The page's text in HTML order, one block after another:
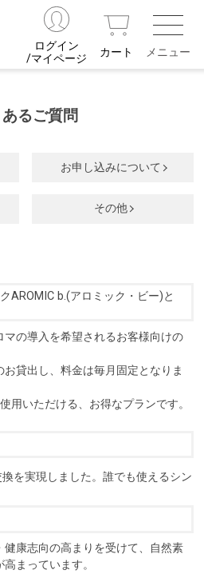
ログイン
/マイページ
カート
るご質問
お申し込みについて
その他
AROMIC b.(アロミック・ビー)と
の導入を希望されるお客様向けの
貸出し、料金は毎月固定となりま
用いただける、お得なプランです。
換を実現しました。誰でも使えるシン
康志向の高まりを受けて、自然素
まっています。